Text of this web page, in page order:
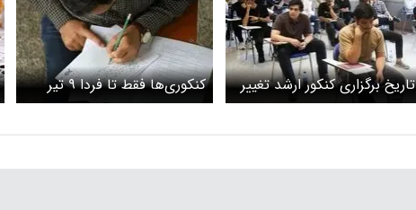
تاریخ برگزاری کنکور ارشد تغییر
نمی‌کند
کنکوری‌ها فقط تا فردا ۹ تیر
فرصت دارند تا برای ترمیم